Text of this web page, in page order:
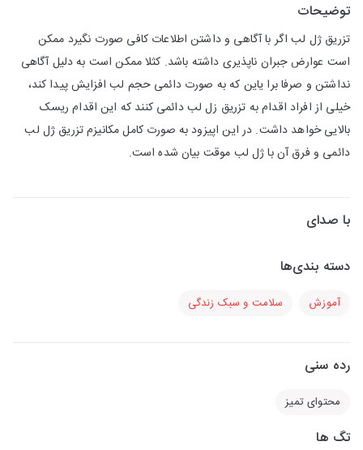
توضیحات
تزریق ژل لب اگر با آگاهی و داشتن اطلاعات کافی صورت نگیرد ممکن
است عوارض جبران ناپذیری داشته باشد. کثلا ممکن است به دلیل آگاهی
نداشتن و صرفا برا یاین که به صورت دائمی حجم لب افزایش پیدا کند،
خیلی از افراد اقدام به تزریق زل لب دائمی کنند که این اقدام ریسک
بالایی خواهد داشت. در این اپیزود به صورت کامل مکانیزم تزریق ژل لب
دائمی و فرق آن با ژل لب موقت بیان شده است.
با صدای
دسته بندی‌ها
آموزش سلامت و سبک زندگی
رده سنی
محتوای تمیز
تگ ها